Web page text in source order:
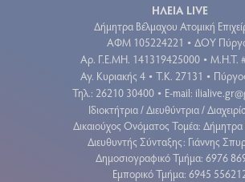
ΗΛΕΙΑ LIVE
Δήμητρα Βέλμαχου Ατομική
ΑΦΜ 105224221 • ΔΟΥ
Aρ. Γ.Ε.ΜΗ. 141319425000 • Μ.Η.Τ.
Αγ. Κυριακής 4 • Τ.Κ. 27131 •
Τηλ.: 26210 30400 • E-mail:
Ιδιοκτήτρια / Διευθύντρια /
Δικαιούχος Ονόματος Τομέα: Δήμητρα
Διευθυντής Σύνταξης: Γιάννης
Δημοσιογραφικό Τμήμα: 6976
Εμπορικό Τμήμα: 6945